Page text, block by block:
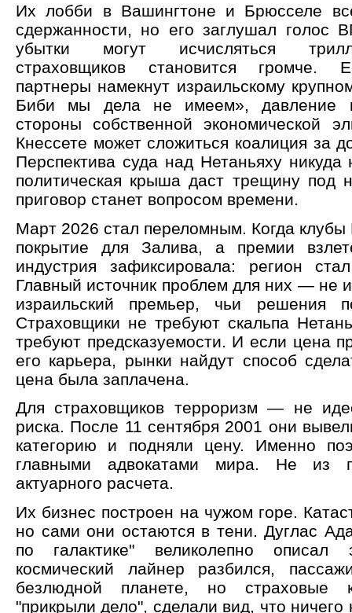
Их лобби в Вашингтоне и Брюсселе
сдержанности, но его заглушал голос
убытки могут исчисляться
страховщиков становится громче.
партнеры намекнут израильскому
Биби мы дела не имеем», давление
стороны собственной экономической
Кнессете может сложиться коалиция за
Перспектива суда над Нетаньяху
политическая крыша даст трещину под
приговор станет вопросом времени.
Март 2026 стал переломным. Когда клубы
покрытие для Залива, а премии
индустрия зафиксировала: регион
Главный источник проблем для них — не
израильский премьер, чьи решения
Страховщики не требуют скальпа
требуют предсказуемости. И если цена
его карьера, рынки найдут способ
цена была заплачена.
Для страховщиков терроризм — не
риска. После 11 сентября 2001 они
категорию и подняли цену. Именно
главными адвокатами мира. Не из
актуарного расчета.
Их бизнес построен на чужом горе.
но сами они остаются в тени. Дуглас
по галактике" великолепно
космический лайнер разбился,
безлюдной планете, но страховые
"прикрыли дело", сделали вид, что